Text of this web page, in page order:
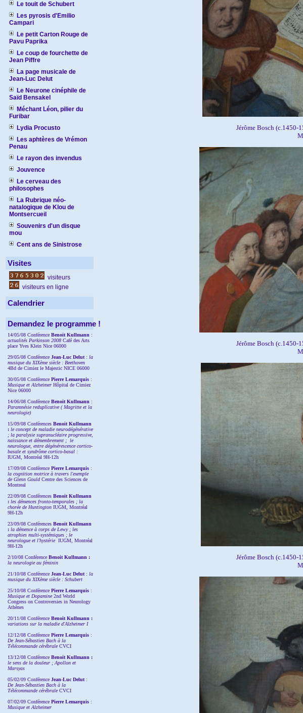
Le touit de Schubert
Les pyrosis d'Emilio
Campari
Le petit Carton Rouge de
Pavu Paprika
Le coup de fourchette de
Jean Piffre
La page musicale de
Jean-Luc Delut
Le Neurone cinéphile de
Saïd Bensakel
Méchant Léon, pilier du
Furibar
Lydia Procusto
Les aphtères de Vrémon
Penau
Le rayon des invendus
Jouvence
Le cerveau des
philosophes
La Rubrique néo-
natalogique de Klou de
Montsercueil
Souvenirs d'un disque
mou
Cent ans de Sinistrose
Visites
visiteurs
visiteurs en ligne
Calendrier
Demandez le programme !
14/05/08 Conférence Benoit Kullmann :
actualités Parkinson 2008 Café des Arts
place Yves Klein Nice 06000
29/05/08 Conférence Jean-Luc Delut : la
musique du XIXème siècle : Beethoven
4Bd de Cimiez le Majestic NICE 06000
30/05/08 Conférence Pierre Lemarquis :
Musique et Alzheimer Hôpital de Cimiez
Nice 06000
14/06/08 Conférence Benoit Kullmann :
Paramnésie reduplicative ( Magritte et la
neurologie)
15/09/08 Conférences Benoit Kullmann
: le concept de maladie neurodégénérative
; la paralysie supranucléaire progressive,
naissance et démembrement ; le
neurologue, entre dégénérescence cortico-
basale et syndrôme cortico-basal :
IUGM, Montréal 9H-12h
17/09/08 Conférence Pierre Lemarquis :
la cognition motrice à travers l'exemple
de Glenn Gould Centre des Sciences de
Montreal
22/09/08 Conférences Benoit Kullmann
: les démences fronto-temporales ; la
chorée de Huntington IUGM, Montréal
9H-12h
23/09/08 Conférences Benoit Kullmann
: la démence à corps de Lewy ; les
atrophies multi-systémiques ; le
neurologue et l'hystérie IUGM, Montréal
9H-12h
2/10/08 Conférence Benoit Kullmann :
la neurologie au féminin
21/10/08 Conférence Jean-Luc Delut : la
musique du XIXème siècle : Schubert
25/10/08 Conférence Pierre Lemarquis :
Musique et Dopamine2nd World
Congress on Controversies in Neurology
Athènes
20/11/08 Conférence Benoit Kullmann :
variations sur la maladie d'Alzheimer I
12/12/08 Conférence Pierre Lemarquis :
De Jean-Sébastien Bach à la
Télécommande cérébraleCVCI
13/12/08 Conférence Benoit Kullmann :
le sens de la douleur ; Apollon et
Marsyas
05/02/09 Conférence Jean-Luc Delut :
De Jean-Sébastien Bach à la
Télécommande cérébraleCVCI
07/02/09 Conférence Pierre Lemarquis :
Musique et Alzheimer
Jérôme Bosch (c.1450-
Jérôme Bosch (c.1450-
Jérôme Bosch (c.1450-